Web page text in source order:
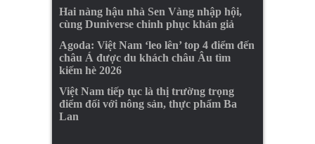
Hai nàng hậu nhà Sen Vàng nhập hội,
cùng Duniverse chinh phục khán giả
Agoda: Việt Nam ‘leo lên’ top 4 điểm đến
châu Á được du khách châu Âu tìm
kiếm hè 2026
Việt Nam tiếp tục là thị trường trọng
điểm đối với nông sản, thực phẩm Ba
Lan